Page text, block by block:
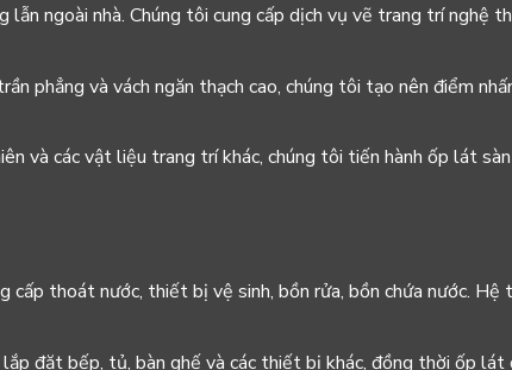
ngoài nhà. Chúng tôi cung cấp dịch vụ vẽ trang trí nghệ
phẳng và vách ngăn thạch cao, chúng tôi tạo nên điểm
và các vật liệu trang trí khác, chúng tôi tiến hành ốp lát
thoát nước, thiết bị vệ sinh, bồn rửa, bồn chứa nước. Hệ
đặt bếp, tủ, bàn ghế và các thiết bị khác, đồng thời ốp